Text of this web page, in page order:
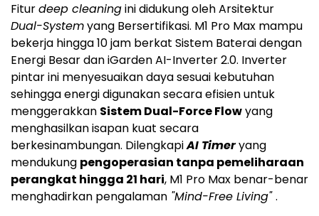
Fiturdeep cleaningini didukung oleh Arsitektur
Dual-Systemyang Bersertifikasi. M1 Pro Max mampu
bekerja hingga 10 jam berkat Sistem Baterai dengan
Energi Besar dan iGarden AI-Inverter 2.0. Inverter
pintar ini menyesuaikan daya sesuai kebutuhan
sehingga energi digunakan secara efisien untuk
menggerakkan Sistem Dual-Force Flowyang
menghasilkan isapan kuat secara
berkesinambungan. DilengkapiAI Timeryang
mendukung pengoperasian tanpa pemeliharaan
perangkat hingga 21 hari, M1 Pro Max benar-benar
menghadirkan pengalaman "Mind-Free Living".